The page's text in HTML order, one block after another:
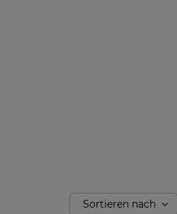
Sortieren nach